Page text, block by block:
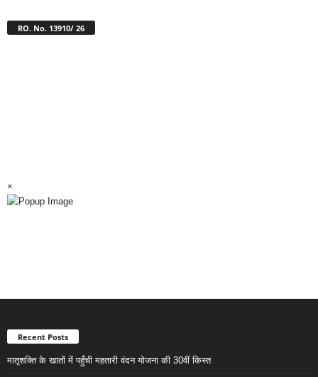
RO. No. 13910/ 26
×
Recent Posts
मातृशक्ति के खातों में पहुँची महतारी वंदन योजना की 30वीं किस्त